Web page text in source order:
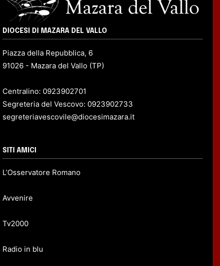
DIOCESI DI MAZARA DEL VALLO
Piazza della Repubblica, 6
91026 - Mazara del Vallo (TP)
Centralino: 0923902701
Segreteria del Vescovo: 0923902733
segreteriavescovile@diocesimazara.it
SITI AMICI
L’Osservatore Romano
Avvenire
Tv2000
Radio in blu